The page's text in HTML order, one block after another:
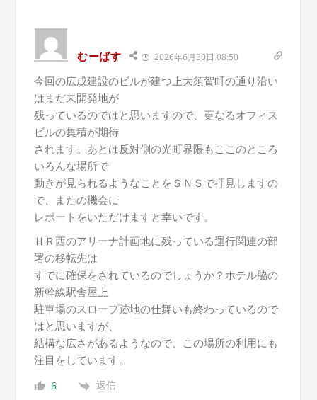
むーばす 2026年6月30日 08:50
今回の広成建設のビルが建つ上大須賀町の通り沿い
はまだ未開発地が
残っているのではと思いますので、更なるオフィス
ビルの集積が期待
されます。あとは反対側の光町界隈もここのところ
いろんな場所で
動きが見られるようなことをＳＮＳで拝見しますの
で、またの機会に
レポートをいただけますと幸いです。
ＨＲ西のアリーナ計画地に残っている運行関連の部
署の移転先は
すでに確保をされているのでしょうか？ホテル脇の
新幹線駅舎屋上
駐車場のスロープ跡地の仕舞いも終わっているので
はと思いますが、
結構な広さがあるようなので、この場所の利用にも
注目をしています。
6 返信